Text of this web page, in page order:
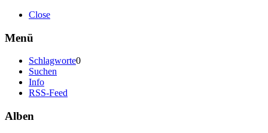
Close
Menü
Schlagworte0
Suchen
Info
RSS-Feed
Alben